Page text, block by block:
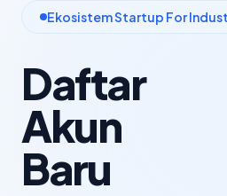
Ekosistem Startup For
Daftar
Akun
Baru